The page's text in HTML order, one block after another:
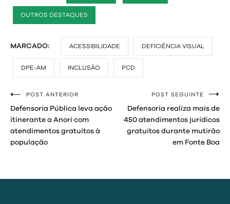
OUTROS DESTAQUES
MARCADO: ACESSIBILIDADE DEFICIÊNCIA VISUAL
DPE-AM INCLUSÃO PCD
Navegação
de
Post
POST ANTERIOR
Defensoria Pública leva ação
itinerante a Anori com
atendimentos gratuitos à
população
POST SEGUINTE
Defensoria realiza mais de
450 atendimentos jurídicos
gratuitos durante mutirão
em Fonte Boa